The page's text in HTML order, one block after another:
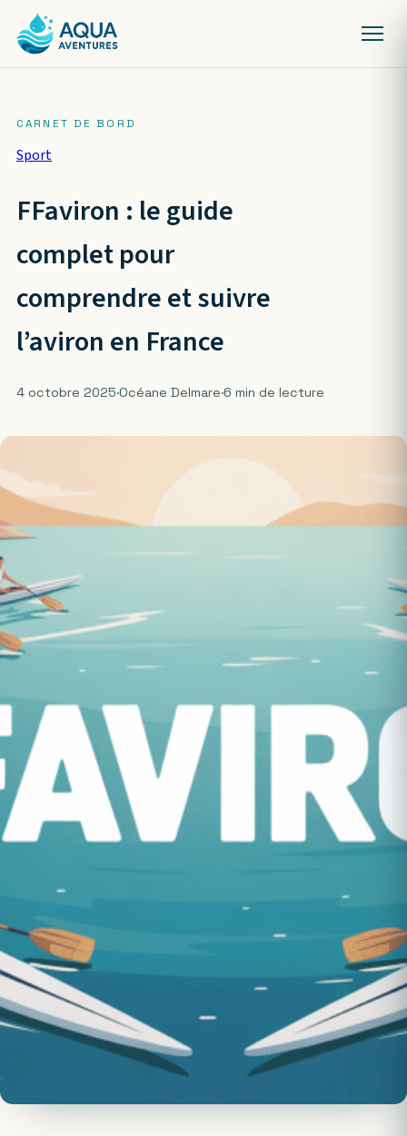
Sport
FFaviron : le guide
complet pour
comprendre et suivre
l’aviron en France
4 octobre 2025·Océane Delmare·6 min de lecture